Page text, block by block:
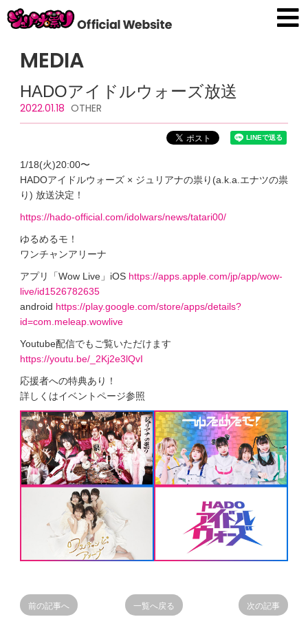
MEDIA
HADOアイドルウォーズ放送
2022.01.18 OTHER
1/18(火)20:00〜
HADOアイドルウォーズ × ジュリアナの祟り(a.k.a.エナツの祟
り) 放送決定！
https://hado-official.com/idolwars/news/tatari00/
ゆるめるモ！
ワンチャンアリーナ
アプリ「Wow Live」iOS https://apps.apple.com/jp/app/wow-
live/id1526782635
android https://play.google.com/store/apps/details?
id=com.meleap.wowlive
Youtube配信でもご覧いただけます
https://youtu.be/_2Kj2e3lQvI
応援者への特典あり！
詳しくはイベントページ参照
次の記事
一覧へ戻る
前の記事へ